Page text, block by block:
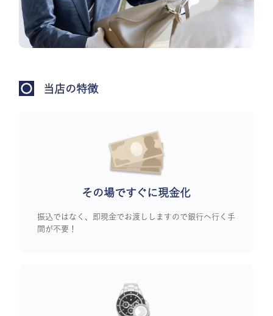
当店の特徴
その場ですぐに現金化
振込ではなく、即現金でお渡ししますので銀行へ行く手
間が不要！